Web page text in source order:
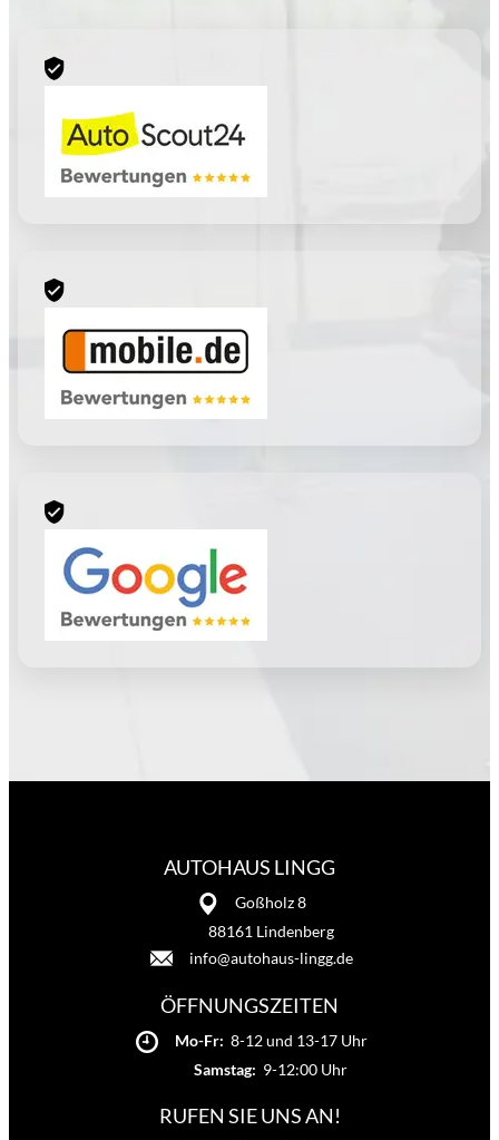
AUTOHAUS LINGG
Goßholz 8
88161 Lindenberg
info@autohaus-lingg.de
ÖFFNUNGSZEITEN
Mo-Fr: 8-12 und 13-17 Uhr
Samstag: 9-12:00 Uhr
RUFEN SIE UNS AN!